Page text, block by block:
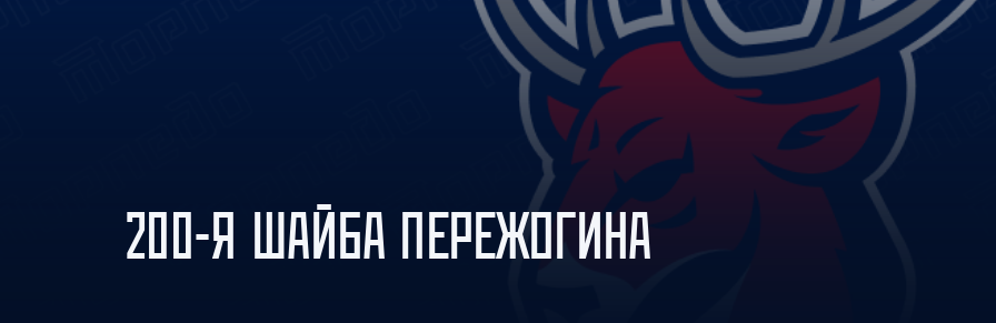
Амур
Барыс
Салават Юлаев
Сибирь
200-Я ШАЙБА ПЕРЕЖОГИНА